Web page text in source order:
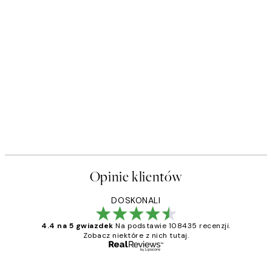
Opinie klientów
DOSKONALI
4.4 na 5 gwiazdek Na podstawie 108435 recenzji.
Zobacz niektóre z nich tutaj.